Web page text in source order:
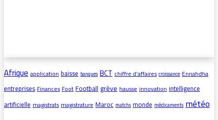
Afriqueapplicationbaisse banques BCTchiffre d’affaires croissance Ennahdha
entreprisesFinancesFootFootballgrèvehausseinnovationintelligence
artificiellemagistratsmagistratureMaroc matchs monde médicaments météo